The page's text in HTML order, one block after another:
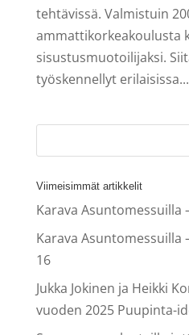
tehtävissä. Valmistuin
ammattikorkeakoulusta
sisustusmuotoilijaksi.
työskennellyt erilaisissa...
Viimeisimmät artikkelit
Karava Asuntomessuilla
Karava Asuntomessuilla
16
Jukka Jokinen ja Heikki
vuoden 2025 Puupinta-